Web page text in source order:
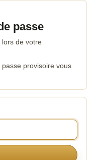
passe
lors de votre
provisoire vous